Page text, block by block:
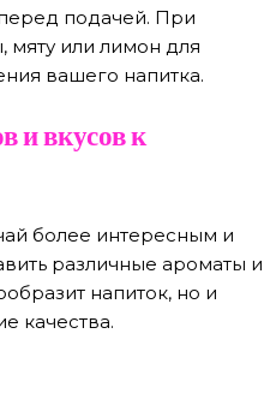
подачей. При
мяту или лимон для
вашего напитка.
и вкусов к
более интересным и
различные ароматы и
напиток, но и
качества.